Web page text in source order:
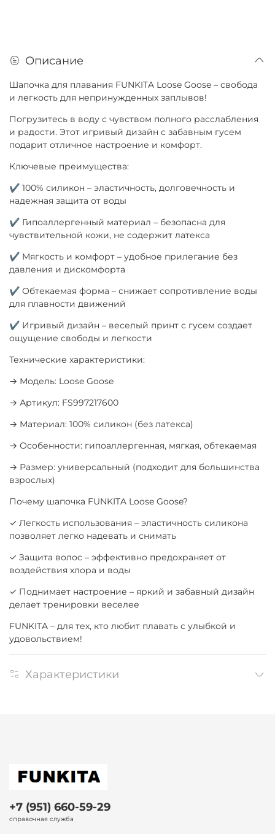
Описание
Шапочка для плавания FUNKITA Loose Goose – свобода
и легкость для непринужденных заплывов!
Погрузитесь в воду с чувством полного расслабления
и радости. Этот игривый дизайн с забавным гусем
подарит отличное настроение и комфорт.
Ключевые преимущества:
✔ 100% силикон – эластичность, долговечность и
надежная защита от воды
✔ Гипоаллергенный материал – безопасна для
чувствительной кожи, не содержит латекса
✔ Мягкость и комфорт – удобное прилегание без
давления и дискомфорта
✔ Обтекаемая форма – снижает сопротивление воды
для плавности движений
✔ Игривый дизайн – веселый принт с гусем создает
ощущение свободы и легкости
Технические характеристики:
→ Модель: Loose Goose
→ Артикул: FS997217600
→ Материал: 100% силикон (без латекса)
→ Особенности: гипоаллергенная, мягкая, обтекаемая
→ Размер: универсальный (подходит для большинства
взрослых)
Почему шапочка FUNKITA Loose Goose?
✓ Легкость использования – эластичность силикона
позволяет легко надевать и снимать
✓ Защита волос – эффективно предохраняет от
воздействия хлора и воды
✓ Поднимает настроение – яркий и забавный дизайн
делает тренировки веселее
FUNKITA – для тех, кто любит плавать с улыбкой и
удовольствием!
Характеристики
+7 (951) 660-59-29
справочная служба